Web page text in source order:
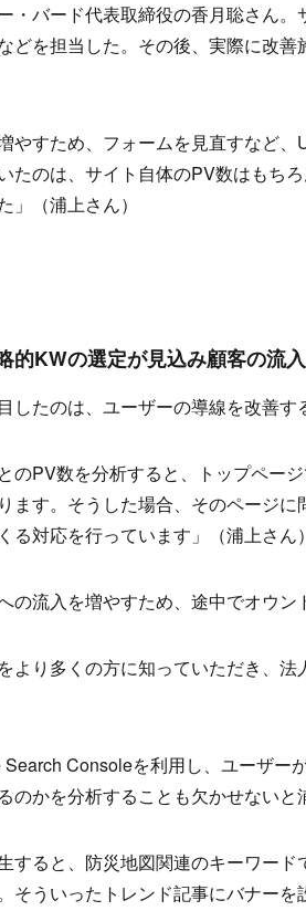
・バード代表取締役の香月聡さん
どを担当した。その後、実際に改
やすため、フォームを見直すなど
たのは、サイト自体のPV数はもち
」（浦上さん）
的KWの選定が見込み顧客の流
したのは、ユーザーの導線を改善す
のPV数を分析すると、トップペー
ます。そうした場合、そのページ
る対応を行っています」（浦上さん）
の流入を増やすため、途中でオウン
より多くの方に知っていただき、
Search Consoleを利用し、ユーザ
のかを分析することも欠かせないと
すると、防災地図関連のキーワー
そういったトレンド記事にバナー